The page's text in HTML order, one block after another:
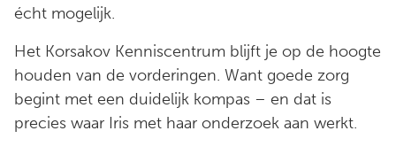
écht mogelijk.
Het Korsakov Kenniscentrum blijft je op de hoogte
houden van de vorderingen. Want goede zorg
begint met een duidelijk kompas – en dat is
precies waar Iris met haar onderzoek aan werkt.